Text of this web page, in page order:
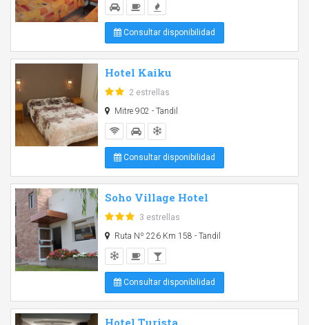
Consultar disponibilidad
Hotel Kaiku
2 estrellas
Mitre 902 - Tandil
Consultar disponibilidad
Soho Village Hotel
3 estrellas
Ruta Nº 226 Km 158 - Tandil
Consultar disponibilidad
Hotel Turista